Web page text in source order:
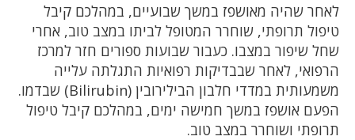
לאחר שהיה מאושפז במשך שבועיים, במהלכם קיבל
טיפול תרופתי, שוחרר המטופל לביתו במצב טוב, אחרי
שחל שיפור במצבו. כעבור שבועות ספורים חזר למרכז
הרפואי, לאחר שבבדיקות רפואיות התגלתה עלייה
משמעותית במדדי חלבון הבילירובין (Bilirubin) שבדמו.
הפעם אושפז במשך חמישה ימים, במהלכם קיבל טיפול
תרופתי ושוחרר במצב טוב.